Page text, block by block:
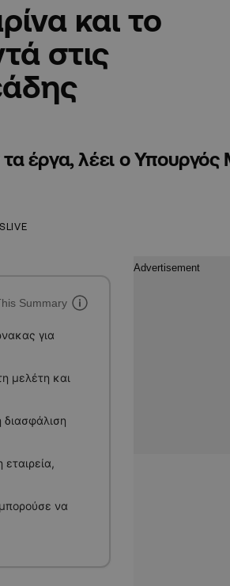
και το
στις
έργα, λέει ο
Summary
για
μελέτη και
διασφάλιση
να